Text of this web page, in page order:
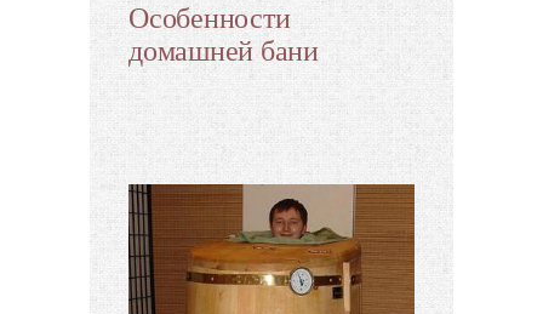
Особенности
домашней бани